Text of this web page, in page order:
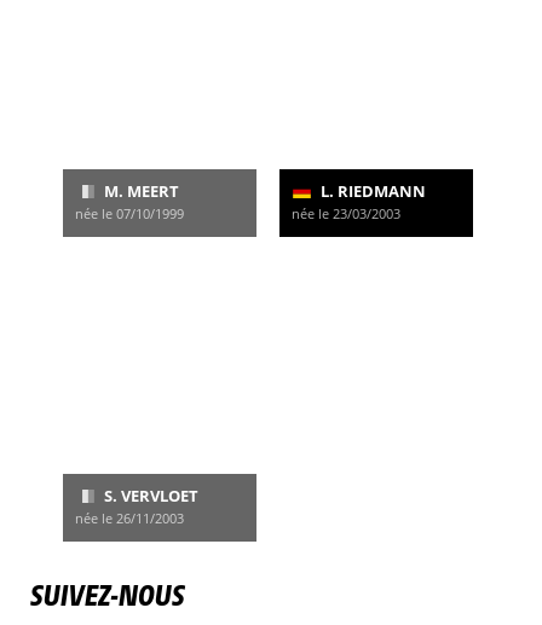
M. MEERT
née le 07/10/1999
L. RIEDMANN
née le 23/03/2003
S. VERVLOET
née le 26/11/2003
SUIVEZ-NOUS